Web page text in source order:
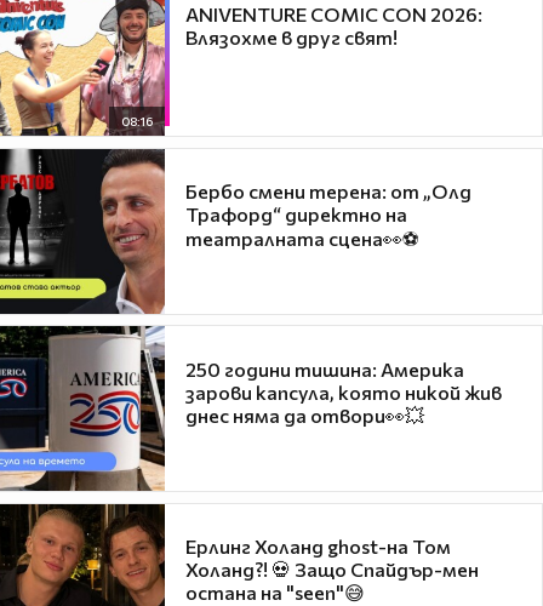
08:16
ANIVENTURE COMIC CON 2026:
Влязохме в друг свят!
Бербо смени терена: от „Олд
Трафорд“ директно на
театралната сцена👀⚽
250 години тишина: Америка
зарови капсула, която никой жив
днес няма да отвори👀💥
Ерлинг Холанд ghost-на Том
Холанд?! 💀 Защо Спайдър-мен
остана на "seen"😅